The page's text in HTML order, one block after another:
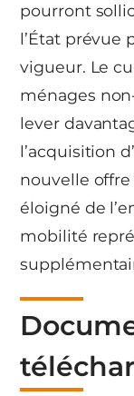
pourront
l’État prévue
vigueur. Le
ménages
lever
l’acquisition
nouvelle
éloigné de
mobilité